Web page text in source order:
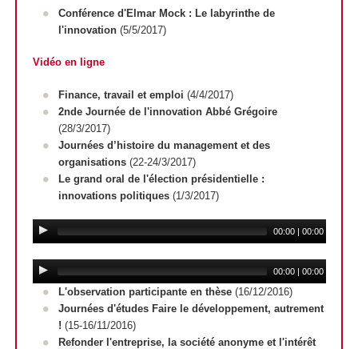
Conférence d'Elmar Mock : Le labyrinthe de
l'innovation (5/5/2017)
Vidéo en ligne
Finance, travail et emploi (4/4/2017)
2nde Journée de l'innovation Abbé Grégoire
(28/3/2017)
Journées d’histoire du management et des
organisations (22-24/3/2017)
Le grand oral de l'élection présidentielle :
innovations politiques (1/3/2017)
00:00| 00:00
00:00| 00:00
L'observation participante en thèse (16/12/2016)
Journées d'études Faire le développement, autrement
! (15-16/11/2016)
Refonder l'entreprise, la société anonyme et l'intérêt